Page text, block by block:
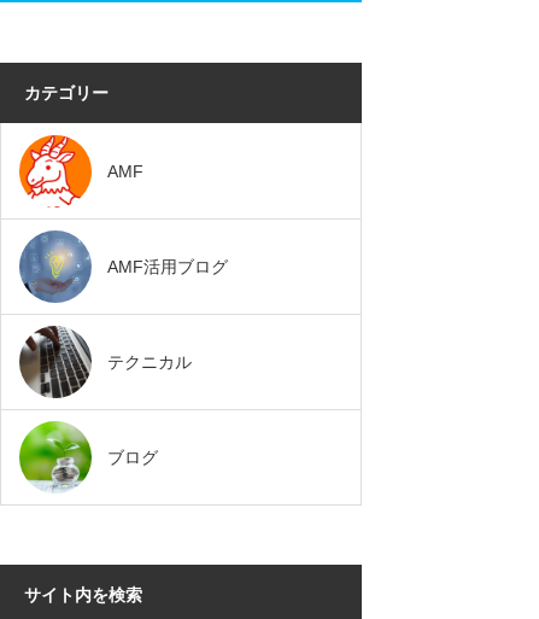
カテゴリー
AMF
AMF活用ブログ
テクニカル
ブログ
サイト内を検索